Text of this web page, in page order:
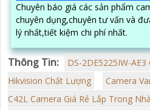
Chuyên báo giá các sản phẩm
chuyên dụng,chuyên tư vấn và
lý nhất,tiết kiệm chi phí nhất.
Thông Tin:
DS-2DE5225IW-
Hikvision Chất Lượng
Camera
C42L Camera Giá Rẻ Lắp Trong